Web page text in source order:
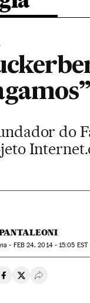
do
- FEB24, 2014 - 15:05 EST
en Whatsapp
Compartir en
Compartir en
Desplegar